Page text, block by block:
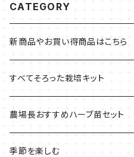
CATEGORY
新商品やお買い得商品はこちら
今イチオシの商品
季節のおすすめ商品
すべてそろった栽培キット
フェルトプランターの栽培キット
ルーツポーチの栽培キット
農場長おすすめハーブ苗セット
農場長おすすめセット
季節を楽しむ